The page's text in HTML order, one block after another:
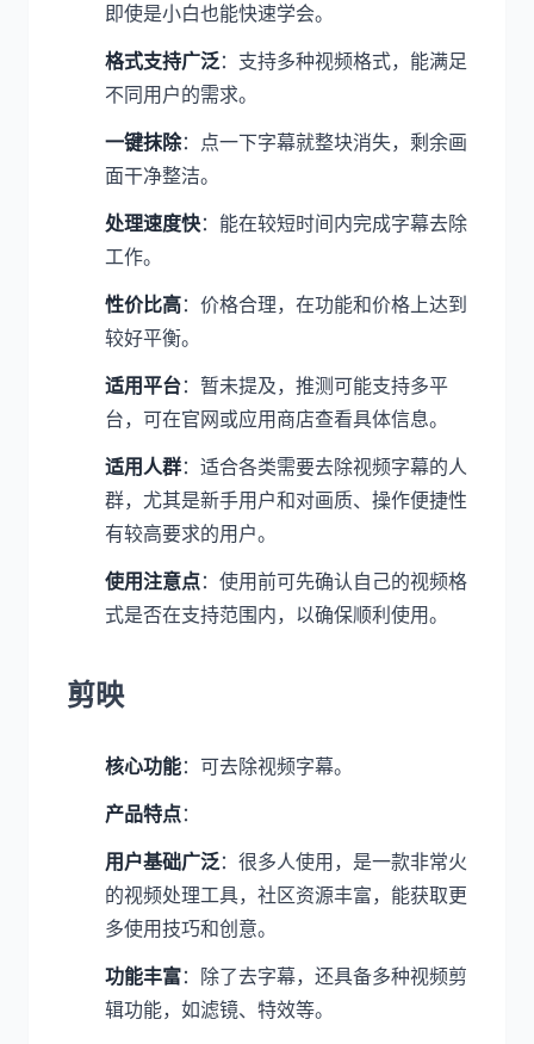
即使是小白也能快速学会。
格式支持广泛：支持多种视频格式，能满足
不同用户的需求。
一键抹除：点一下字幕就整块消失，剩余画
面干净整洁。
处理速度快：能在较短时间内完成字幕去除
工作。
性价比高：价格合理，在功能和价格上达到
较好平衡。
适用平台：暂未提及，推测可能支持多平
台，可在官网或应用商店查看具体信息。
适用人群：适合各类需要去除视频字幕的人
群，尤其是新手用户和对画质、操作便捷性
有较高要求的用户。
使用注意点：使用前可先确认自己的视频格
式是否在支持范围内，以确保顺利使用。
剪映
核心功能：可去除视频字幕。
产品特点：
用户基础广泛：很多人使用，是一款非常火
的视频处理工具，社区资源丰富，能获取更
多使用技巧和创意。
功能丰富：除了去字幕，还具备多种视频剪
辑功能，如滤镜、特效等。